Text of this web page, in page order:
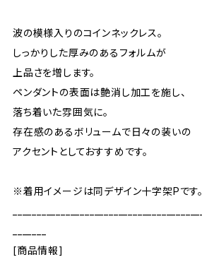
波の模様入りのコインネックレス。
しっかりした厚みのあるフォルムが
上品さを増します。
ペンダントの表面は艶消し加工を施し、
落ち着いた雰囲気に。
存在感のあるボリュームで日々の装いの
アクセントとしておすすめです。
※着用イメージは同デザイン十字架Pです。
[商品情報]